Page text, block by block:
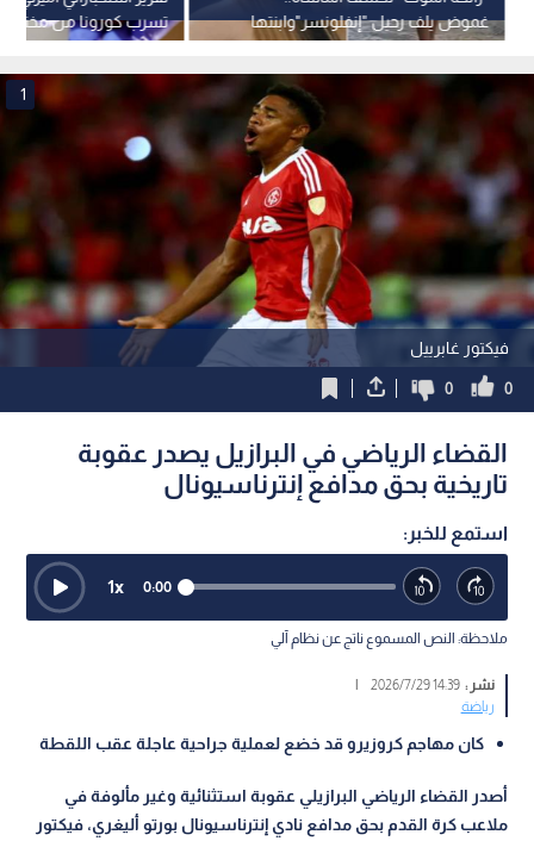
تسرب كورونا من مختبر
غموض يلف رحيل "إنفلونسر"وابنتها
داخل شقة مغلقة
فيكتور غابرييل
1
0
0
القضاء الرياضي في البرازيل يصدر عقوبة
تاريخية بحق مدافع إنترناسيونال
استمع للخبر:
0:00
1x
ملاحظة: النص المسموع ناتج عن نظام آلي
نشر :14:39 2026/7/29
|
رياضة
كان مهاجم كروزيرو قد خضع لعملية جراحية عاجلة عقب اللقطة
أصدر القضاء الرياضي البرازيلي عقوبة استثنائية وغير مألوفة في
ملاعب كرة القدم بحق مدافع نادي إنترناسيونال بورتو أليغري، فيكتور